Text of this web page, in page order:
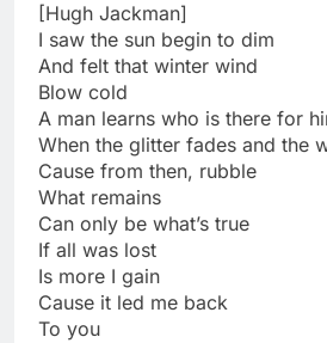
[Hugh Jackman]
I saw the sun begin to dim
And felt that winter wind
Blow cold
A man learns who is there for
When the glitter fades and the
Cause from then, rubble
What remains
Can only be what’s true
If all was lost
Is more I gain
Cause it led me back
To you